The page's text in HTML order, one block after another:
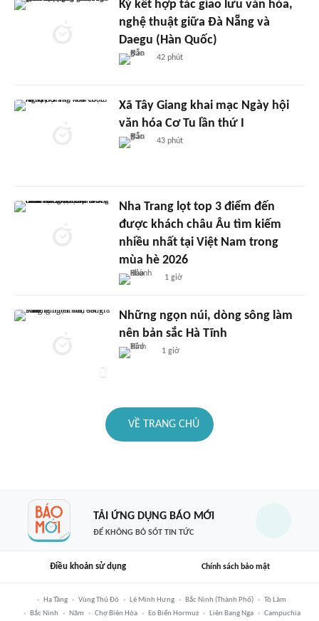
Ký kết hợp tác giao lưu văn hóa,
nghệ thuật giữa Đà Nẵng và
Daegu (Hàn Quốc)
42 phút
Xã Tây Giang khai mạc Ngày hội
văn hóa Cơ Tu lần thứ I
43 phút
Nha Trang lọt top 3 điểm đến
được khách châu Âu tìm kiếm
nhiều nhất tại Việt Nam trong
mùa hè 2026
1 giờ
Những ngọn núi, dòng sông làm
nên bản sắc Hà Tĩnh
1 giờ
VỀ TRANG CHỦ
TẢI ỨNG DỤNG BÁO MỚI
ĐỂ KHÔNG BỎ SÓT TIN TỨC
Điều khoản sử dụng Chính sách bảo mật
Hạ Tầng Vùng Thủ Đô Lê Minh Hưng Bắc Ninh (thành Phố)
Tô Lâm
Bắc Ninh
Năm Chợ Biên Hòa Eo Biển Hormuz Liên Bang Nga Campuchia